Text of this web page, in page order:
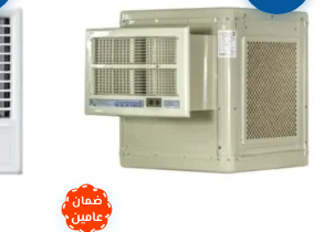
ضمان
عامين